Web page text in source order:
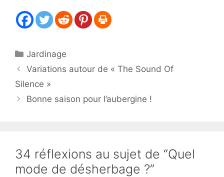
Catégories
Jardinage
Variations autour de « The Sound Of
Silence »
Bonne saison pour l’aubergine !
34 réflexions au sujet de “Quel
mode de désherbage ?”